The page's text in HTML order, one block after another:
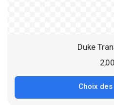
Duke
2,00
Choix